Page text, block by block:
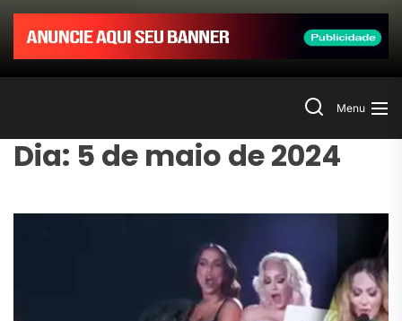
de
SearchMenu
Dia: 5 de maio de 2024